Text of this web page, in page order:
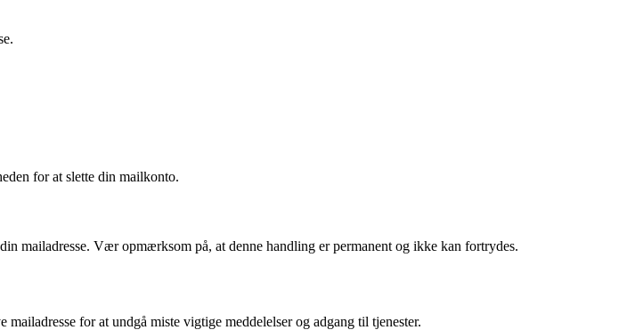
for at slette din mailkonto.
mailadresse. Vær opmærksom på, at denne handling er permanent og ikke kan fortrydes.
for at undgå miste vigtige meddelelser og adgang til tjenester.